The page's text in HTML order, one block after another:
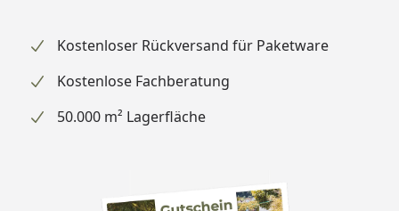
Kostenloser Rückversand für Paketware
Kostenlose Fachberatung
50.000 m² Lagerfläche